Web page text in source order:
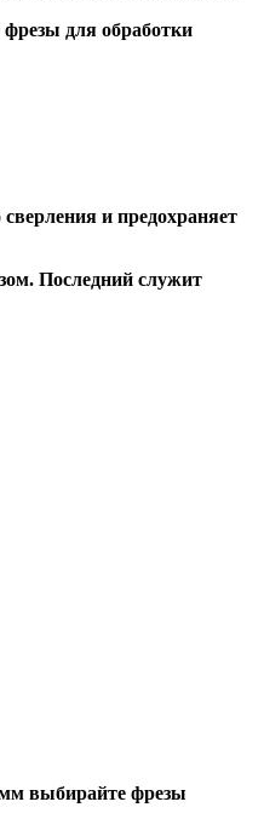
для обработки
и предохраняет
Последний служит
выбирайте фрезы